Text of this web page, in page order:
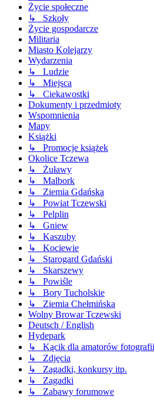
Życie społeczne
↳ Szkoły
Życie gospodarcze
Militaria
Miasto Kolejarzy
Wydarzenia
↳ Ludzie
↳ Miejsca
↳ Ciekawostki
Dokumenty i przedmioty
Wspomnienia
Mapy
Książki
↳ Promocje książek
Okolice Tczewa
↳ Żuławy
↳ Malbork
↳ Ziemia Gdańska
↳ Powiat Tczewski
↳ Pelplin
↳ Gniew
↳ Kaszuby
↳ Kociewie
↳ Starogard Gdański
↳ Skarszewy
↳ Powiśle
↳ Bory Tucholskie
↳ Ziemia Chełmińska
Wolny Browar Tczewski
Deutsch / English
Hydepark
↳ Kącik dla amatorów fotografii
↳ Zdjęcia
↳ Zagadki, konkursy itp.
↳ Zagadki
↳ Zabawy forumowe